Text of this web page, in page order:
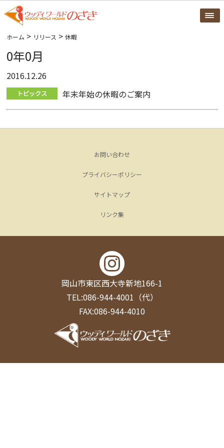
ホーム > リリース >休暇
0年0月
2016.12.26
年末年始の休暇のご案内
お問い合わせ
プライバシーポリシー
サイトマップ
リンク集
岡山市東区西大寺新地166-1
TEL:086-944-4001（代）
FAX:086-944-4010